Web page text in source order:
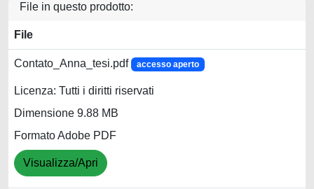
File in questo prodotto:
File
Contato_Anna_tesi.pdf accesso aperto
Licenza: Tutti i diritti riservati
Dimensione 9.88 MB
Formato Adobe PDF
Visualizza/Apri